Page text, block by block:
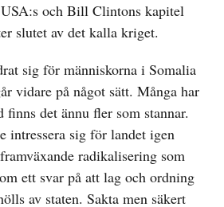
och Bill Clintons kapitel
slutet av det kalla kriget.
sig för människorna i Somalia
vidare på något sätt. Många har
det ännu fler som stannar.
intressera sig för landet igen
radikalisering som
ett svar på att lag och ordning
av staten. Sakta men säkert